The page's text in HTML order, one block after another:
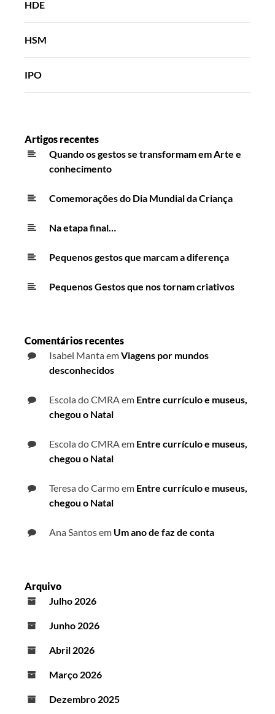
HDE
HSM
IPO
Artigos recentes
Quando os gestos se transformam em Arte e
conhecimento
Comemorações do Dia Mundial da Criança
Na etapa final…
Pequenos gestos que marcam a diferença
Pequenos Gestos que nos tornam criativos
Comentários recentes
Isabel MantaemViagens por mundos
desconhecidos
Escola do CMRA em Entre currículo e museus,
chegou o Natal
Escola do CMRA em Entre currículo e museus,
chegou o Natal
Teresa do Carmoem Entre currículo e museus,
chegou o Natal
Ana Santosem Um ano de faz de conta
Arquivo
Julho 2026
Junho 2026
Abril 2026
Março 2026
Dezembro 2025